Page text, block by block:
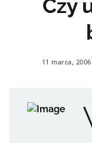
Czy
11 marca, 2006